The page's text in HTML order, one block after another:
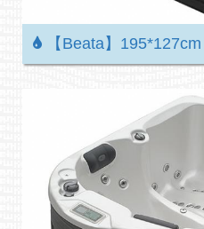
【Beata】195*127cm